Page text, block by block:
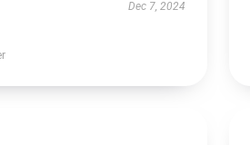
Dec 7, 2024